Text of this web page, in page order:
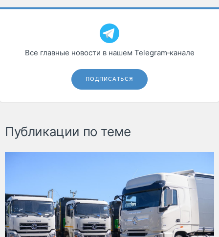
Все главные новости в нашем Telegram‑канале
ПОДПИСАТЬСЯ
Публикации по теме